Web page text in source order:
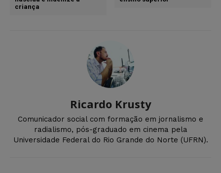
criança
Ricardo Krusty
Comunicador social com formação em jornalismo e
radialismo, pós-graduado em cinema pela
Universidade Federal do Rio Grande do Norte (UFRN).